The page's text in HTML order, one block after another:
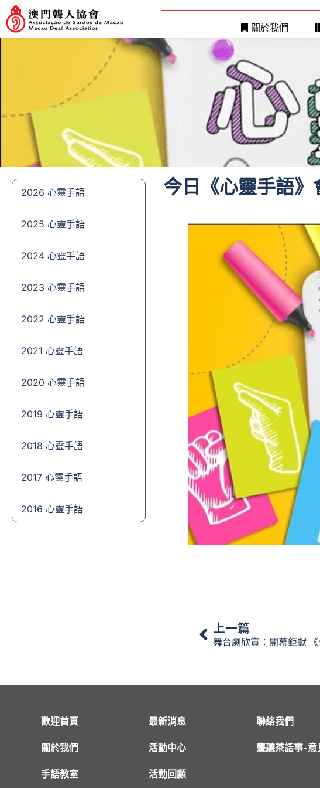
關於我們
2026 心靈手語
2025 心靈手語
2024 心靈手語
2023 心靈手語
2022 心靈手語
2021 心靈手語
2020 心靈手語
2019 心靈手語
2018 心靈手語
2017 心靈手語
2016 心靈手語
今日《心靈手語
上一篇
舞台劇欣賞：開幕鉅獻 《
歡迎首頁
關於我們
手語教室
最新消息
活動中心
活動回顧
聯絡我們
聾聽茶話事-意